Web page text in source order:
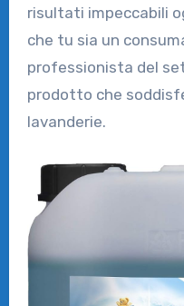
risultati impeccabili
che tu sia un
professionista del
prodotto che
lavanderie.